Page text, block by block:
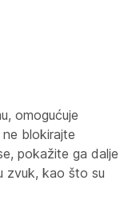
omogućuje
blokirajte
pokažite ga dalje
zvuk, kao što su